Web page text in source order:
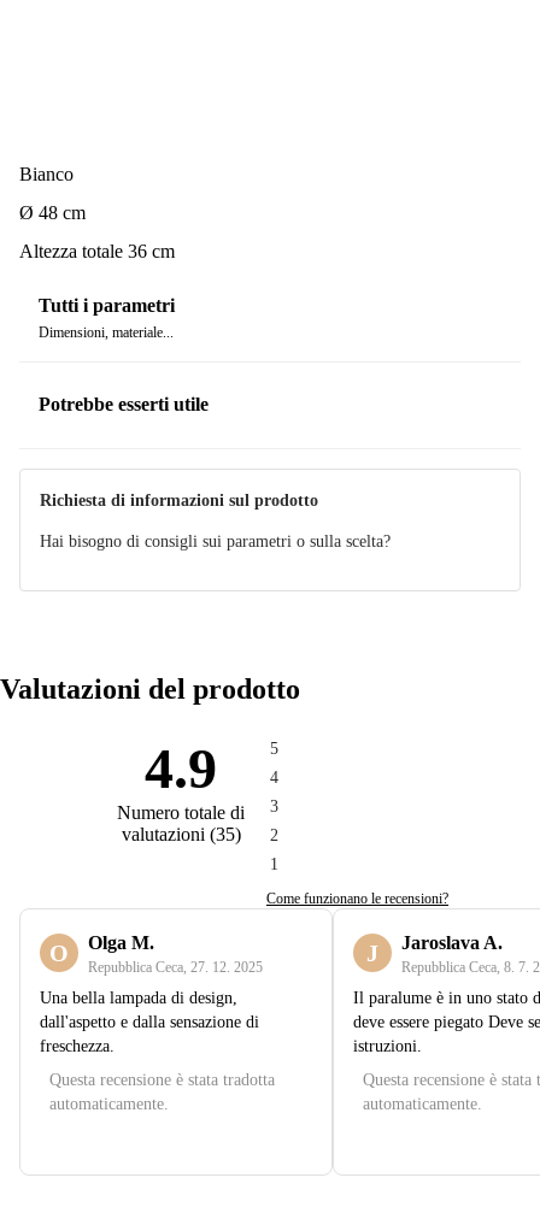
Bianco
Ø 48 cm
Altezza totale 36 cm
Tutti i parametri
Dimensioni, materiale...
Potrebbe esserti utile
Richiesta di informazioni sul prodotto
Hai bisogno di consigli sui parametri o sulla scelta?
Valutazioni del prodotto
4.9
Numero totale di
valutazioni (35)
5
4
3
2
1
Come funzionano le recensioni?
O Olga M.
Repubblica Ceca 27. 12. 2025
Una bella lampada di design,
dall'aspetto e dalla sensazione di
freschezza.
Questa recensione è stata tradotta
automaticamente.
J Jaroslava A.
Repubblica Ceca 8. 7.
Il paralume è in uno stato
deve essere piegato Deve
istruzioni.
Questa recensione è stata
automaticamente.